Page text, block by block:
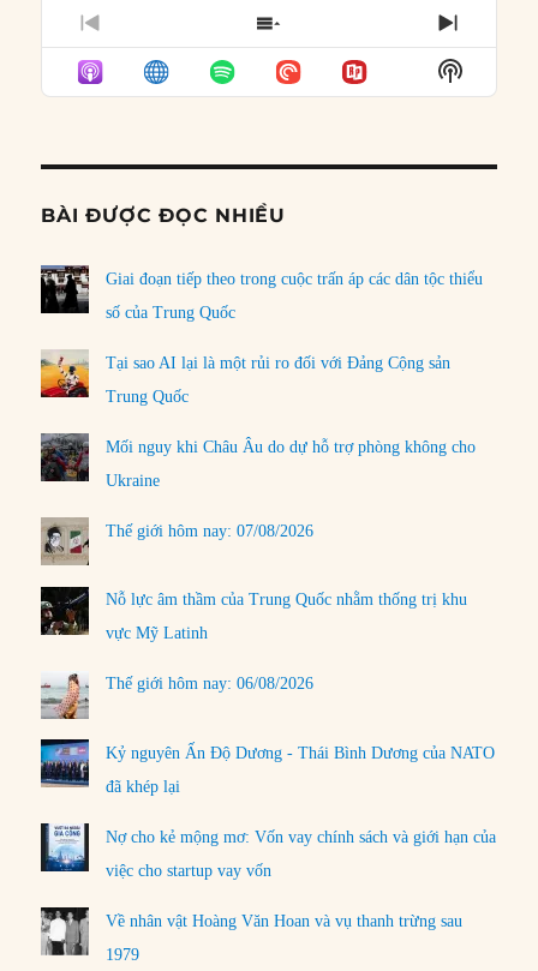
PREVIOUS
EPISODE
SHOW
EPISODES
LIST
NEXT
Show
Podcast
BÀI ĐƯỢC ĐỌC NHIỀU
Giai đoạn tiếp theo trong cuộc trấn áp các dân tộc thiểu
số của Trung Quốc
Tại sao AI lại là một rủi ro đối với Đảng Cộng sản
Trung Quốc
Mối nguy khi Châu Âu do dự hỗ trợ phòng không cho
Ukraine
Thế giới hôm nay: 07/08/2026
Nỗ lực âm thầm của Trung Quốc nhằm thống trị khu
vực Mỹ Latinh
Thế giới hôm nay: 06/08/2026
Kỷ nguyên Ấn Độ Dương - Thái Bình Dương của NATO
đã khép lại
Nợ cho kẻ mộng mơ: Vốn vay chính sách và giới hạn của
việc cho startup vay vốn
Về nhân vật Hoàng Văn Hoan và vụ thanh trừng sau
1979